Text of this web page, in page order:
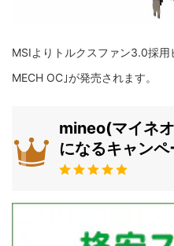
MSIよりトルクスファン3.0採
MECH OC｣が発売されます。
mineo(マイネ
になるキャンペ